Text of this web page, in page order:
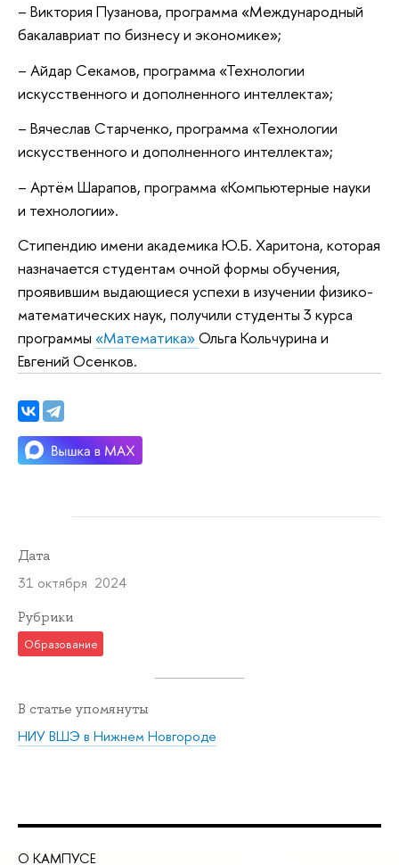
– Виктория Пузанова, программа «Международный
бакалавриат по бизнесу и экономике»;
– Айдар Cекамов, программа «Технологии
искусственного и дополненного интеллекта»;
– Вячеслав Cтарченко, программа «Технологии
искусственного и дополненного интеллекта»;
– Артëм Шарапов, программа «Компьютерные науки
и технологии».
Стипендию имени академика Ю.Б. Харитона, которая
назначается студентам очной формы обучения,
проявившим выдающиеся успехи в изучении физико-
математических наук, получили студенты 3 курса
программы «Математика»Ольга Кольчурина и
Евгений Осенков.
Дата
31 октября 2024
Рубрики
Образование
В статье упомянуты
НИУ ВШЭ в Нижнем Новгороде
О КАМПУСЕ